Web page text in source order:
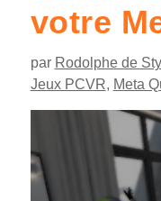
votre
par Rodolphe de
Jeux PCVR, Meta